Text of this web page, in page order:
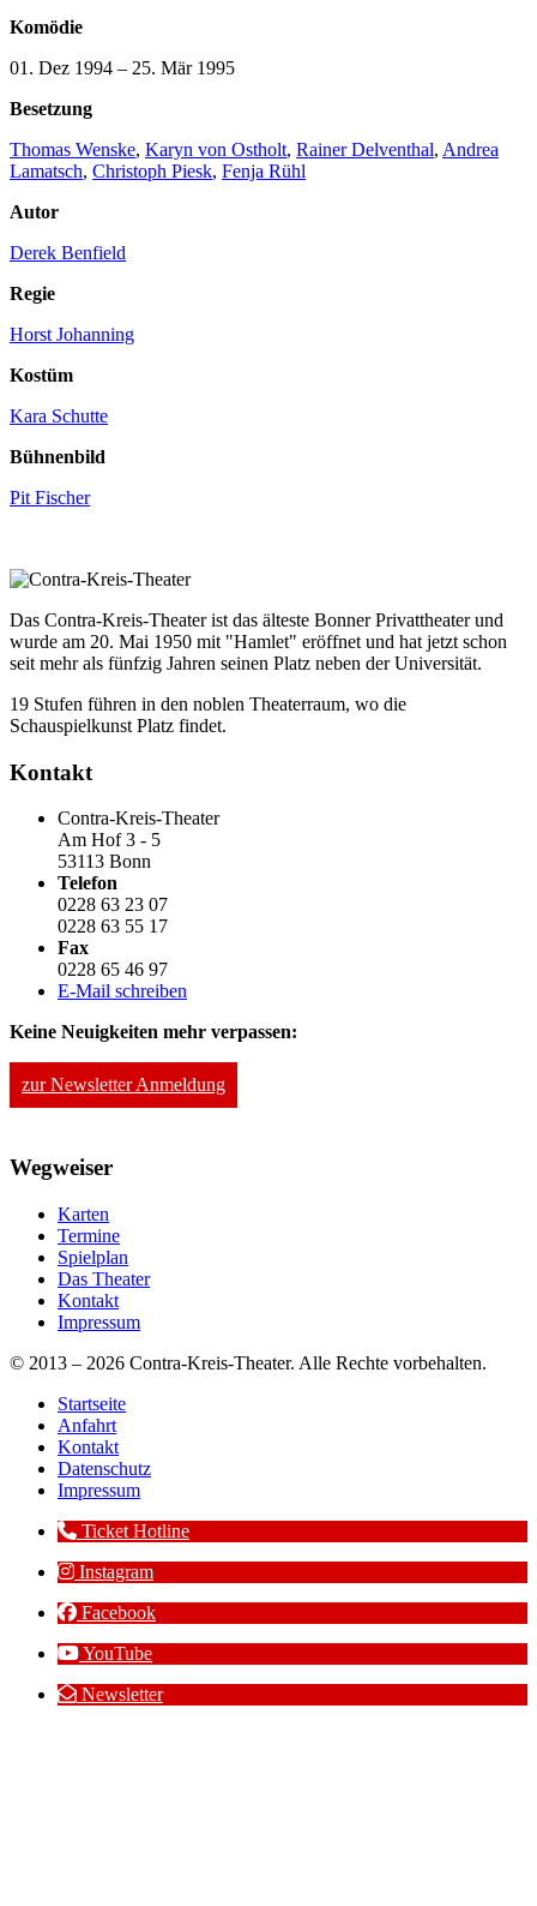
Komödie
01. Dez 1994 – 25. Mär 1995
Besetzung
Thomas Wenske, Karyn von Ostholt, Rainer Delventhal, Andrea
Lamatsch, Christoph Piesk, Fenja Rühl
Autor
Derek Benfield
Regie
Horst Johanning
Kostüm
Kara Schutte
Bühnenbild
Pit Fischer
Das Contra-Kreis-Theater ist das älteste Bonner Privattheater und
wurde am 20. Mai 1950 mit "Hamlet" eröffnet und hat jetzt schon
seit mehr als fünfzig Jahren seinen Platz neben der Universität.
19 Stufen führen in den noblen Theaterraum, wo die
Schauspielkunst Platz findet.
Kontakt
Contra-Kreis-Theater
Am Hof 3 - 5
53113 Bonn
Telefon
0228 63 23 07
0228 63 55 17
Fax
0228 65 46 97
E-Mail schreiben
Keine Neuigkeiten mehr verpassen:
zur Newsletter Anmeldung
Wegweiser
Karten
Termine
Spielplan
Das Theater
Kontakt
Impressum
© 2013 – 2026 Contra-Kreis-Theater. Alle Rechte vorbehalten.
Startseite
Anfahrt
Kontakt
Datenschutz
Impressum
Ticket Hotline
Instagram
Facebook
YouTube
Newsletter